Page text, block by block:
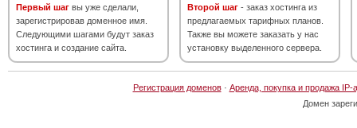
Первый шаг вы уже сделали,
зарегистрировав доменное имя.
Следующими шагами будут заказ
хостинга и создание сайта.
Второй шаг - заказ хостинга из
предлагаемых тарифных планов.
Также вы можете заказать у нас
установку выделенного сервера.
Регистрация доменов· Аренда, покупка и продажа IP-
Домен